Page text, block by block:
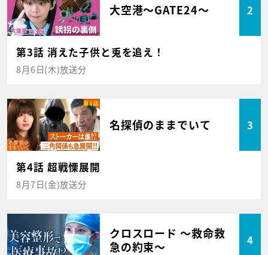
大空港～GATE24～ 2
第3話 消えた子供と兎を追え！
8月6日(木)放送分
名探偵のままでいて 3
第4話 超戦慄展開
8月7日(金)放送分
クロスロード ～救命救
急の約束～
4